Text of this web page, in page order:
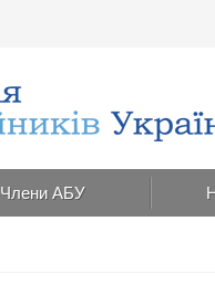
Члени АБУ